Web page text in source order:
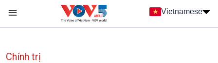
Nhảy đến nội dung
Vietnamese
Chính trị